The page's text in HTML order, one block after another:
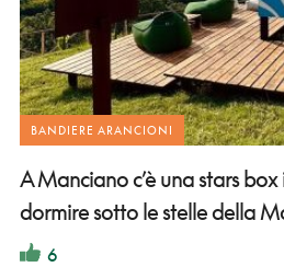
BANDIERE ARANCIONI
A Manciano c’è una stars
dormire sotto le stelle della
6